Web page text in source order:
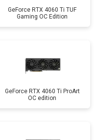
GeForce RTX 4060 Ti TUF
Gaming OC Edition
GeForce RTX 4060 Ti ProArt
OC edition